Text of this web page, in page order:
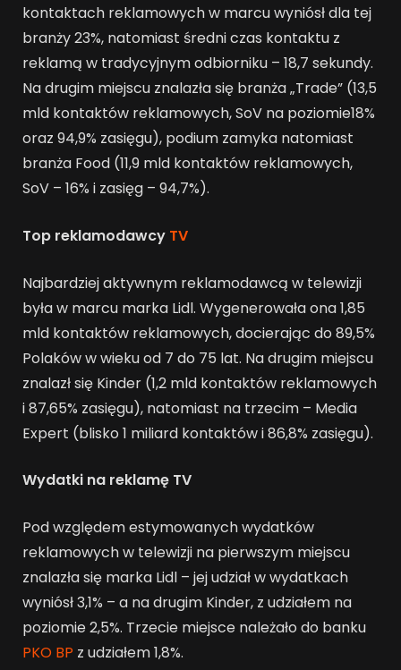
kontaktach reklamowych w marcu wyniósł dla tej
branży 23%, natomiast średni czas kontaktu z
reklamą w tradycyjnym odbiorniku – 18,7 sekundy.
Na drugim miejscu znalazła się branża „Trade” (13,5
mld kontaktów reklamowych, SoV na poziomie18%
oraz 94,9% zasięgu), podium zamyka natomiast
branża Food (11,9 mld kontaktów reklamowych,
SoV – 16% i zasięg – 94,7%).
Top reklamodawcy TV
Najbardziej aktywnym reklamodawcą w telewizji
była w marcu marka Lidl. Wygenerowała ona 1,85
mld kontaktów reklamowych, docierając do 89,5%
Polaków w wieku od 7 do 75 lat. Na drugim miejscu
znalazł się Kinder (1,2 mld kontaktów reklamowych
i 87,65% zasięgu), natomiast na trzecim – Media
Expert (blisko 1 miliard kontaktów i 86,8% zasięgu).
Wydatki na reklamę TV
Pod względem estymowanych wydatków
reklamowych w telewizji na pierwszym miejscu
znalazła się marka Lidl – jej udział w wydatkach
wyniósł 3,1% – a na drugim Kinder, z udziałem na
poziomie 2,5%. Trzecie miejsce należało do banku
PKO BP z udziałem 1,8%.